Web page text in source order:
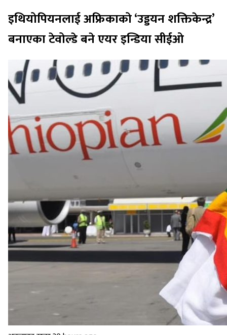
इथियोपियनलाई अफ्रिकाको ‘उड्डयन शक्तिकेन्द्र’
बनाएका टेवोल्डे बने एयर इन्डिया सीईओ